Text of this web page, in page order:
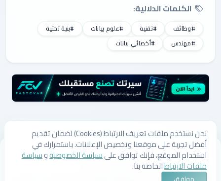
الكلمات الدلالية:
#وظائف #تقنية #علوم بيانات
#بنية تحتية
#مهندس
#أخصائي بيانات
من نحناتصل بناسياسة الخصوصيةسياسة ملفات الارتباط
الشروط والأحكام
نحن نستخدم ملفات تعريف الارتباط (Cookies) لضمان تقديم
أفضل تجربة على موقعنا وتخصيص الإعلانات. باستمرارك في
استخدام الموقع، فإنك توافق علىسياسة الخصوصيةوسياسة
ملفات الارتباطالخاصة بنا.